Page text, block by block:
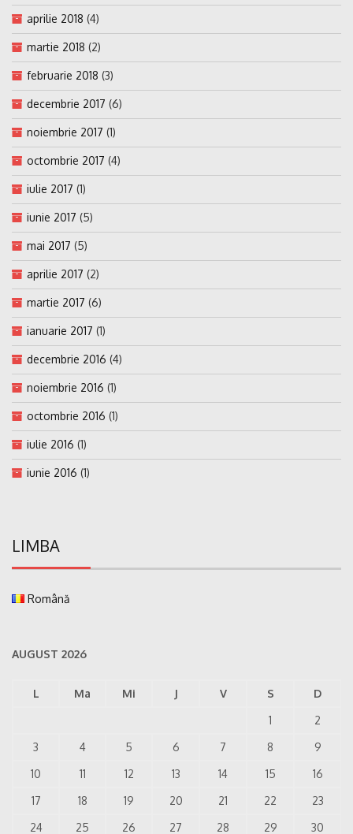
aprilie 2018 (4)
martie 2018 (2)
februarie 2018 (3)
decembrie 2017 (6)
noiembrie 2017 (1)
octombrie 2017 (4)
iulie 2017 (1)
iunie 2017 (5)
mai 2017 (5)
aprilie 2017 (2)
martie 2017 (6)
ianuarie 2017 (1)
decembrie 2016 (4)
noiembrie 2016 (1)
octombrie 2016 (1)
iulie 2016 (1)
iunie 2016 (1)
LIMBA
Română
AUGUST 2026
L Ma Mi J V S
D
1
2
3
4 5 6 7 8
9
10
11 12 13 14 15
16
17
18 19 20 21 22
23
24
25 26 27 28 29 30